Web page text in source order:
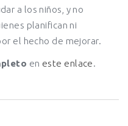
a los niños, y no
planifican ni
el hecho de mejorar.
en este enlace.